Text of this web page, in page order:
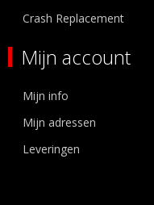
Crash Replacement
Mijn account
Mijn info
Mijn adressen
Leveringen